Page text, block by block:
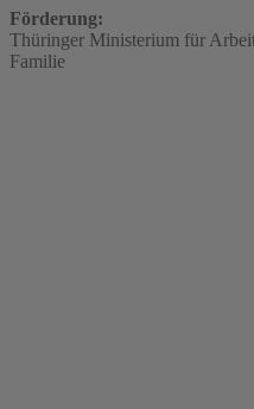
Förderung:
Thüringer Ministerium für
Familie